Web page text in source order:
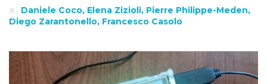
Daniele Coco, Elena Zizioli, Pierre Philippe-Meden,
Diego Zarantonello, Francesco Casolo